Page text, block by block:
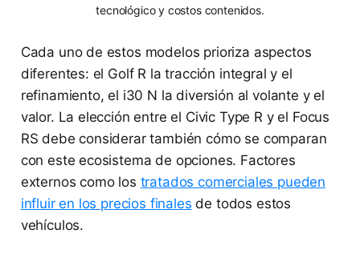
tecnológico y costos contenidos.
Cada uno de estos modelos prioriza aspectos
diferentes: el Golf R la tracción integral y el
refinamiento, el i30 N la diversión al volante y el
valor. La elección entre el Civic Type R y el Focus
RS debe considerar también cómo se comparan
con este ecosistema de opciones. Factores
externos como los tratados comerciales pueden
influir en los precios finales de todos estos
vehículos.